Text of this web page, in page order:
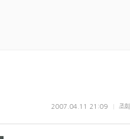
조회
2007.04.11 21:09